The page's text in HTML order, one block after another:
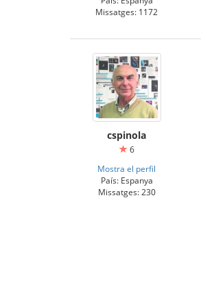
Missatges: 1172
cspinola
6
Mostra el perfil
País: Espanya
Missatges: 230